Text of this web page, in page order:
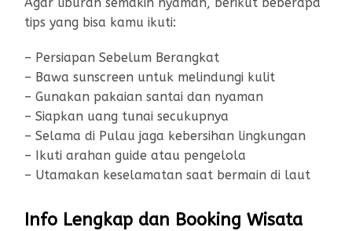
tips yang bisa kamu ikuti:
– Persiapan Sebelum Berangkat
– Bawa sunscreen untuk melindungi kulit
– Gunakan pakaian santai dan nyaman
– Siapkan uang tunai secukupnya
– Selama di Pulau jaga kebersihan lingkungan
– Ikuti arahan guide atau pengelola
– Utamakan keselamatan saat bermain di laut
Info Lengkap dan Booking Wisata